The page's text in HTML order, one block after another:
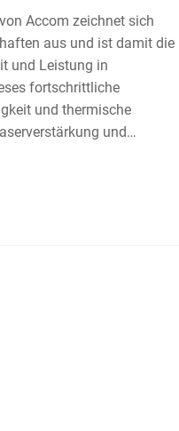
Accom zeichnet sich
aus und ist damit die
und Leistung in
fortschrittliche
und thermische
und
Beständigkeit
bevorzugten Lösung für